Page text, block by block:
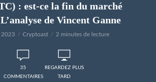
: est-ce la fin du marché
de Vincent Ganne
2023 Cryptoast 2 minutes de lecture
35
COMMENTAIRES
REGARDEZ PLUS
TARD